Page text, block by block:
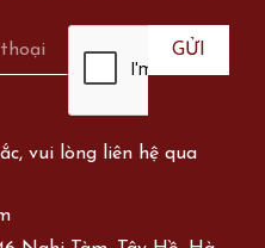
vui lòng liên hệ qua